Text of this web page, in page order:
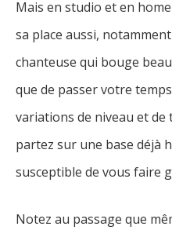
Mais en studio et en
sa place aussi,
chanteuse qui bouge
que de passer votre
variations de niveau et
partez sur une base déjà
susceptible de vous faire
Notez au passage que